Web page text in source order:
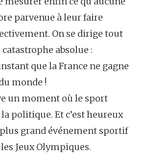
parvenue à leur faire
On se dirige tout
absolue :
que la France ne gagne
monde !
un moment où le sport
politique. Et c’est heureux
plus grand événement sportif
Jeux Olympiques.